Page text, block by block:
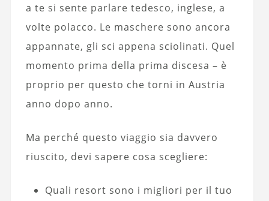
a te si sente parlare tedesco, inglese, a
volte polacco. Le maschere sono ancora
appannate, gli sci appena sciolinati. Quel
momento prima della prima discesa – è
proprio per questo che torni in Austria
anno dopo anno.
Ma perché questo viaggio sia davvero
riuscito, devi sapere cosa scegliere:
Quali resort sono i migliori per il tuo